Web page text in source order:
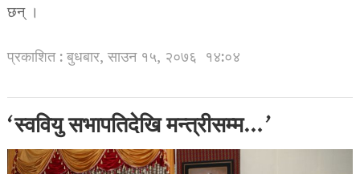
छन् ।
प्रकाशित : बुधबार, साउन १५, २०७६ १४:०४
‘स्ववियु सभापतिदेखि मन्त्रीसम्म…’